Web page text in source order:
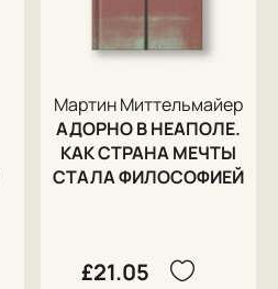
Мартин Миттельмайер
АДОРНО В НЕАПОЛЕ.
КАК СТРАНА МЕЧТЫ
СТАЛА ФИЛОСОФИЕЙ
£21.05